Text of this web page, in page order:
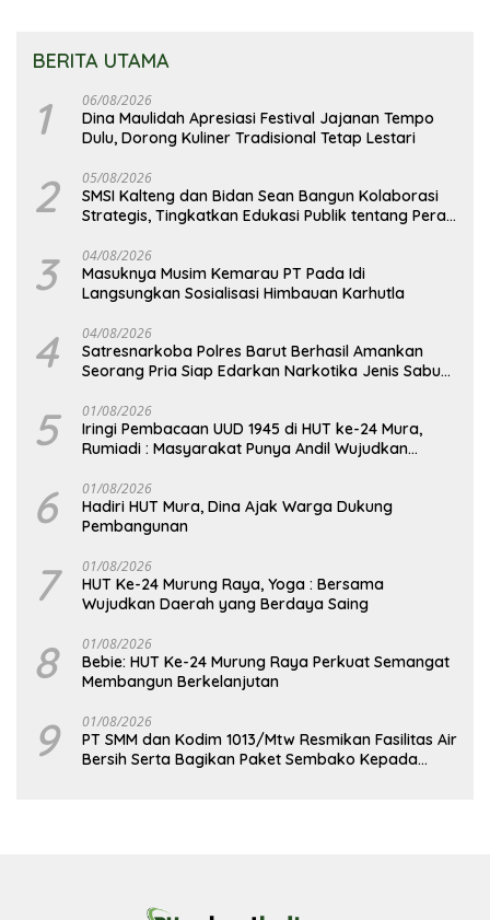
BERITA UTAMA
1 06/08/2026
Dina Maulidah Apresiasi Festival Jajanan Tempo
Dulu, Dorong Kuliner Tradisional Tetap Lestari
2 05/08/2026
SMSI Kalteng dan Bidan Sean Bangun Kolaborasi
Strategis, Tingkatkan Edukasi Publik tentang Peran
3 04/08/2026
Masuknya Musim Kemarau PT Pada Idi
Langsungkan Sosialisasi Himbauan Karhutla
4 04/08/2026
Satresnarkoba Polres Barut Berhasil Amankan
Seorang Pria Siap Edarkan Narkotika Jenis Sabu
5 01/08/2026
Iringi Pembacaan UUD 1945 di HUT ke-24 Mura,
Rumiadi : Masyarakat Punya Andil Wujudkan
6 01/08/2026
Hadiri HUT Mura, Dina Ajak Warga Dukung
Pembangunan
7 01/08/2026
HUT Ke-24 Murung Raya, Yoga : Bersama
Wujudkan Daerah yang Berdaya Saing
8 01/08/2026
Bebie: HUT Ke-24 Murung Raya Perkuat Semangat
Membangun Berkelanjutan
9 01/08/2026
PT SMM dan Kodim 1013/Mtw Resmikan Fasilitas Air
Bersih Serta Bagikan Paket Sembako Kepada